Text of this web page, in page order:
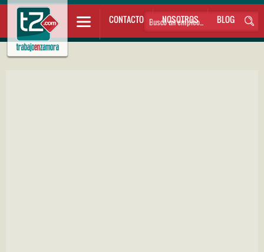
CONTACTO NOSOTROS BLOG